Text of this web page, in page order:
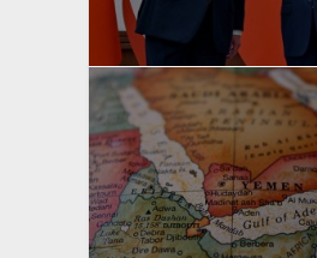
yazan